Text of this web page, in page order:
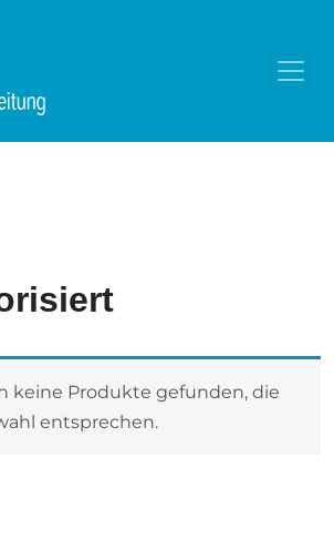
keine Produkte gefunden, die
entsprechen.